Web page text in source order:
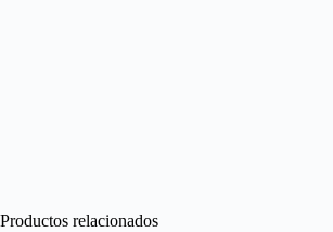
Productos relacionados